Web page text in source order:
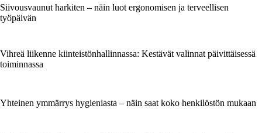
Siivousvaunut harkiten – näin luot ergonomisen ja terveellisen
työpäivän
Vihreä liikenne kiinteistönhallinnassa: Kestävät valinnat päivittäisessä
toiminnassa
Yhteinen ymmärrys hygieniasta – näin saat koko henkilöstön mukaan